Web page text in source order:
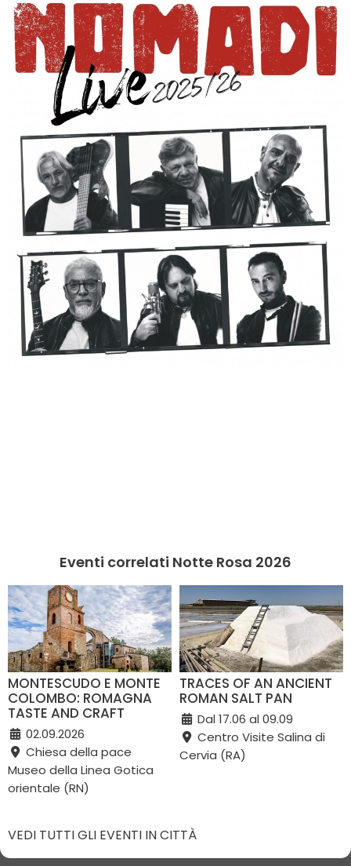
Eventi correlati Notte Rosa 2026
MONTESCUDO E MONTE
COLOMBO: ROMAGNA
TASTE AND CRAFT
02.09.2026
Chiesa della pace
Museo della Linea Gotica
orientale (RN)
TRACES OF AN ANCIENT
ROMAN SALT PAN
Dal 17.06 al 09.09
Centro Visite Salina di
Cervia (RA)
VEDI TUTTI GLI EVENTI IN CITTÀ